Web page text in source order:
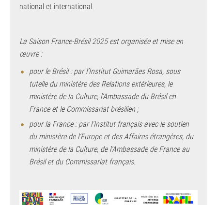
national et international.
La Saison France-Brésil 2025 est organisée et mise en
œuvre :
pour le Brésil : par l’Institut Guimarães Rosa, sous
tutelle du ministère des Relations extérieures, le
ministère de la Culture, l’Ambassade du Brésil en
France et le Commissariat brésilien ;
pour la France : par l’Institut français avec le soutien
du ministère de l’Europe et des Affaires étrangères, du
ministère de la Culture, de l’Ambassade de France au
Brésil et du Commissariat français.